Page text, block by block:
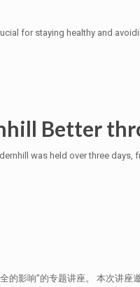
for staying healthy and
Better
was held over three days,
影响”的专题讲座。 本次讲